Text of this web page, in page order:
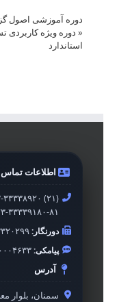
دوره آموزشی اصول
« دوره ویژه
استاندارد
اطلاعات تماس
۰۲۳-۳۳۳۳۸۹۲۰
۰۲۳-
دورنگار:۰۲۳-
پیامکی:
آدرس
سمنان، بلوار